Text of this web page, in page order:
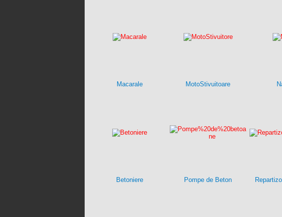
Macarale MotoStivuitoare
Betoniere Pompe de Beton